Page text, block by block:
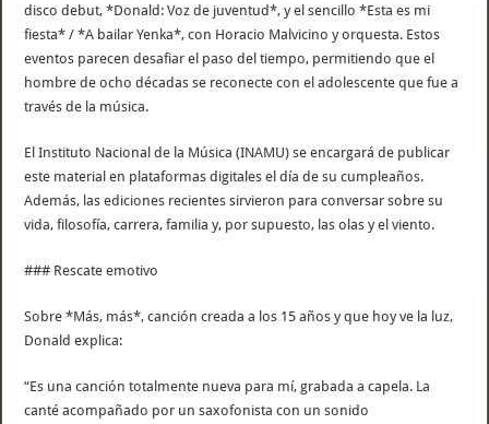
disco debut, *Donald: Voz de juventud*, y el sencillo *Esta es mi
fiesta* / *A bailar Yenka*, con Horacio Malvicino y orquesta. Estos
eventos parecen desafiar el paso del tiempo, permitiendo que el
hombre de ocho décadas se reconecte con el adolescente que fue a
través de la música.
El Instituto Nacional de la Música (INAMU) se encargará de publicar
este material en plataformas digitales el día de su cumpleaños.
Además, las ediciones recientes sirvieron para conversar sobre su
vida, filosofía, carrera, familia y, por supuesto, las olas y el viento.
### Rescate emotivo
Sobre *Más, más*, canción creada a los 15 años y que hoy ve la luz,
Donald explica:
“Es una canción totalmente nueva para mí, grabada a capela. La
canté acompañado por un saxofonista con un sonido